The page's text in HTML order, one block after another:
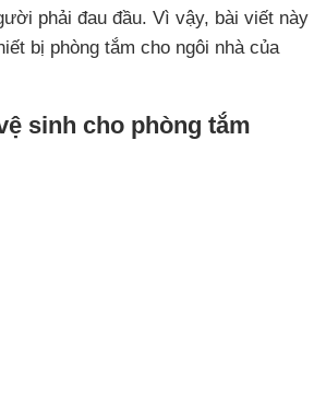
phải đau đầu. Vì vậy, bài viết này
bị phòng tắm cho ngôi nhà của
sinh cho phòng tắm